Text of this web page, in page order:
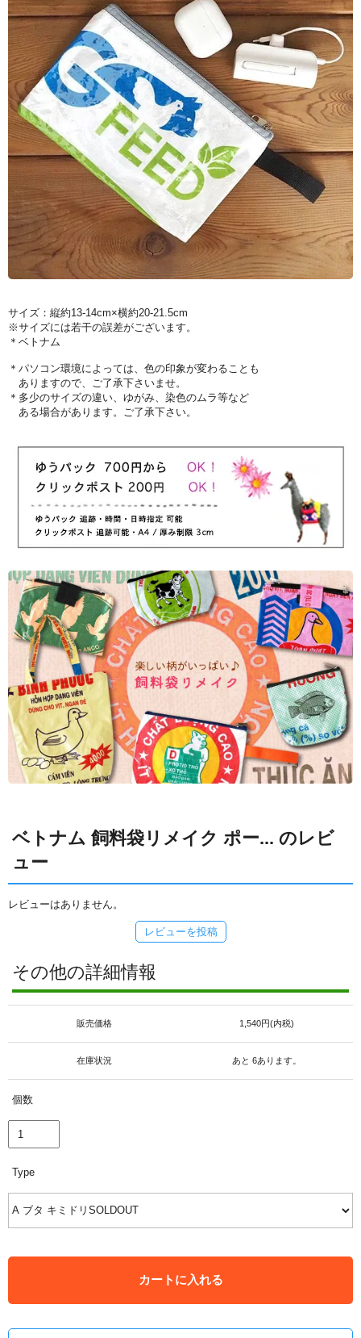
サイズ：縦約13-14cm×横約20-21.5cm
※サイズには若干の誤差がございます。
＊ベトナム
＊パソコン環境によっては、色の印象が変わることも
ありますので、ご了承下さいませ。
＊多少のサイズの違い、ゆがみ、染色のムラ等など
ある場合があります。ご了承下さい。
ベトナム 飼料袋リメイク ポー... のレビ
ュー
レビューはありません。
レビューを投稿
その他の詳細情報
販売価格 1,540円(内税)
在庫状況 あと 6あります。
個数
Type
カートに入れる